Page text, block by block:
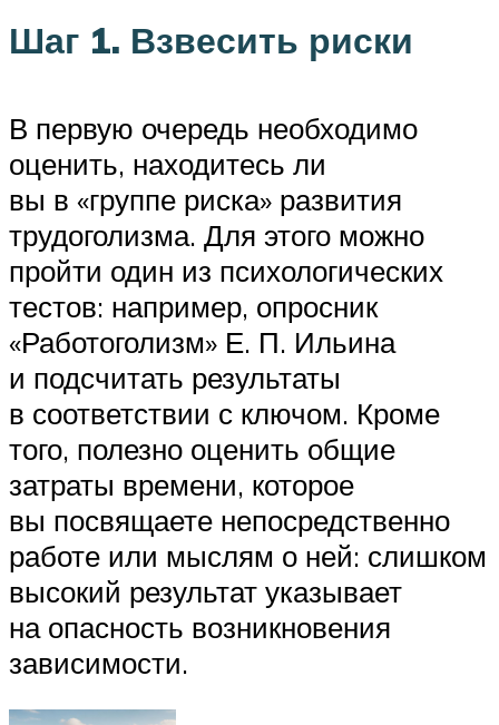
Шаг 1. Взвесить риски
В первую очередь необходимо
оценить, находитесь ли
вы в «группе риска» развития
трудоголизма. Для этого можно
пройти один из психологических
тестов: например, опросник
«Работоголизм» Е. П. Ильина
и подсчитать результаты
в соответствии с ключом. Кроме
того, полезно оценить общие
затраты времени, которое
вы посвящаете непосредственно
работе или мыслям о ней: слишком
высокий результат указывает
на опасность возникновения
зависимости.